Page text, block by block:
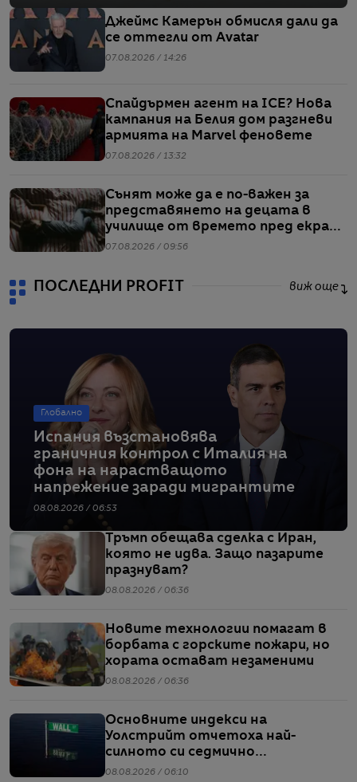
Джеймс Камерън обмисля дали да
се оттегли от Avatar
07.08.2026 / 14:26
Спайдърмен агент на ICE? Нова
кампания на Белия дом разгневи
армията на Marvel феновете
07.08.2026 / 13:32
Сънят може да е по-важен за
представянето на децата в
училище от времето пред екран
или храненето, сочи проучване
07.08.2026 / 09:56
ПОСЛЕДНИ PROFIT виж още
Глобално
Испания възстановява
граничния контрол с Италия на
фона на нарастващото
напрежение заради мигрантите
08.08.2026 / 06:53
Тръмп обещава сделка с Иран,
която не идва. Защо пазарите
празнуват?
08.08.2026 / 06:36
Новите технологии помагат в
борбата с горските пожари, но
хората остават незаменими
08.08.2026 / 06:36
Основните индекси на
Уолстрийт отчетоха най-
силното си седмично
представяне от април насам
08.08.2026 / 06:10